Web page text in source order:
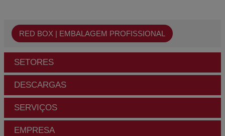
RED BOX | EMBALAGEM PROFISSIONAL
SETORES
DESCARGAS
SERVIÇOS
EMPRESA